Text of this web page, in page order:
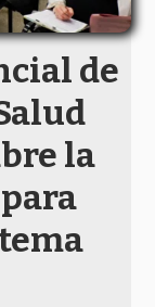
de
la